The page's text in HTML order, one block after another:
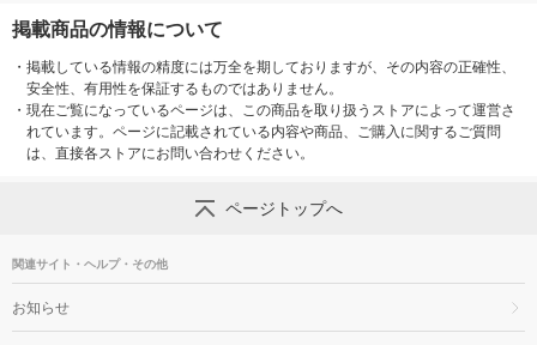
掲載商品の情報について
・ 掲載している情報の精度には万全を期しておりますが、その内容の正確性、
安全性、有用性を保証するものではありません。
・ 現在ご覧になっているページは、この商品を取り扱うストアによって運営さ
れています。ページに記載されている内容や商品、ご購入に関するご質問
は、直接各ストアにお問い合わせください。
ページトップへ
関連サイト・ヘルプ・その他
お知らせ